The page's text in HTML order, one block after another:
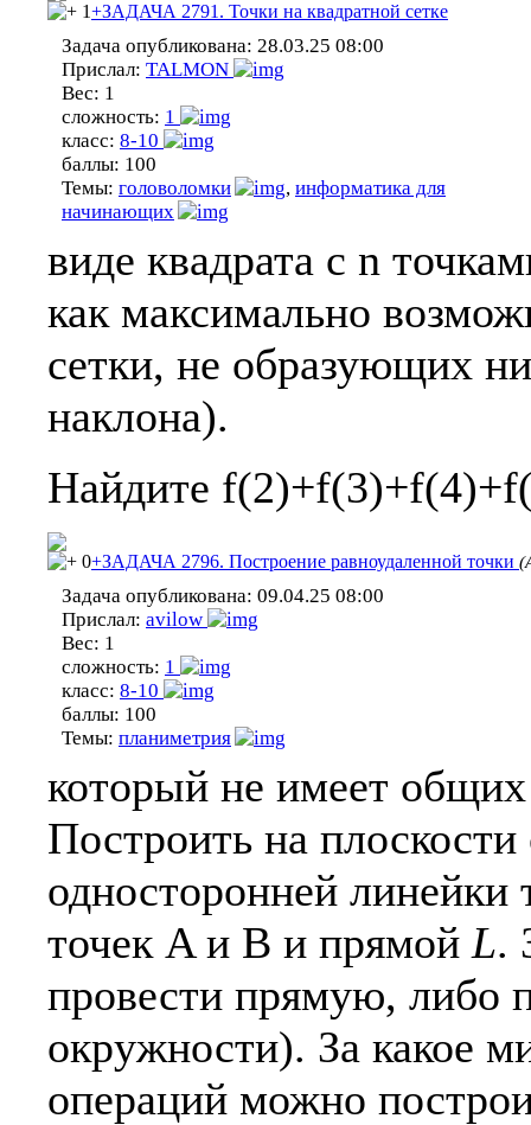
1+ЗАДАЧА 2791. Точки на квадратной сетке
Задача опубликована: 28.03.25 08:00
Прислал: TALMON
Вес: 1
сложность: 1
класс: 8-10
баллы: 100
Темы: головоломки , информатика для
начинающих
виде квадрата с n
как максимально
сетки, не образующих
наклона).
Найдите
0+ЗАДАЧА 2796. Построение равноудаленной точки
Задача опубликована: 09.04.25 08:00
Прислал: avilow
Вес: 1
сложность: 1
класс: 8-10
баллы: 100
Темы: планиметрия
который не имеет
Построить на
односторонней
точек A и B и прямой L.
провести прямую, либо
окружности). За какое
операций можно